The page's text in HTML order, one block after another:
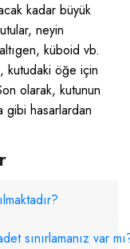
kadar büyük
neyin
küboid vb.
kutudaki öğe için
olarak, kutunun
gibi hasarlardan
sınırlamanız var